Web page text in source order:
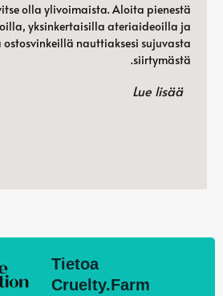
olla ylivoimaista. Aloita pienestä
yksinkertaisilla ateriaideoilla ja
nauttiaksesi sujuvasta
siirtymästä.
Lue lisää
Tietoa
Cruelty.Farm